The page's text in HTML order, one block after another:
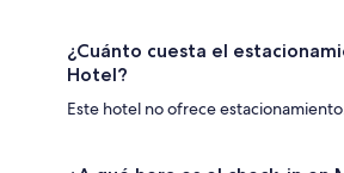
¿Cuánto cuesta el
Hotel?
Este hotel no ofrece